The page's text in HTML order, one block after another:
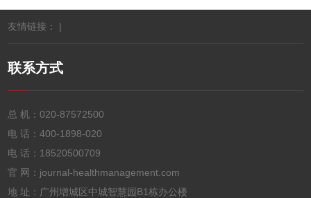
友情链接： |
联系方式
总 机：020-87572500
电 话：400-1898-020
电 话： 18520500709
官 网：journal-healthmanagement.com
地 址：广州增城区中城智慧园B1栋办公楼